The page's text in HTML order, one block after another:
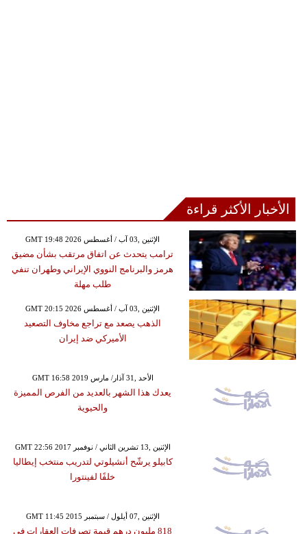
الأخبار الأكثر قراءة
GMT 19:48 2026 الإثنين ,03 آب / أغسطس
ترامب يتحدث عن اتفاق مرتقب بشأن مضيق
هرمز والبرنامج النووي الإيراني وطهران تنفي
طلب مهلة
GMT 20:15 2026 الإثنين ,03 آب / أغسطس
الذهب يصعد مع تراجع مخاوف التصعيد
الأميركي ضد إيران
GMT 16:58 2019 الأحد ,31 آذار/ مارس
يعدك هذا الشهر بالعديد من الفرص المميزة
والحيوية
GMT 22:56 2017 الإثنين ,13 تشرين الثاني / نوفمبر
كابيلو يرشّح أنشيلوتي لتدريب منتخب إيطاليا
خلفًا لفينتورا
GMT 11:45 2015 الإثنين ,07 أيلول / سبتمبر
818 مليون درهم قيمة تصرفات العقارات في